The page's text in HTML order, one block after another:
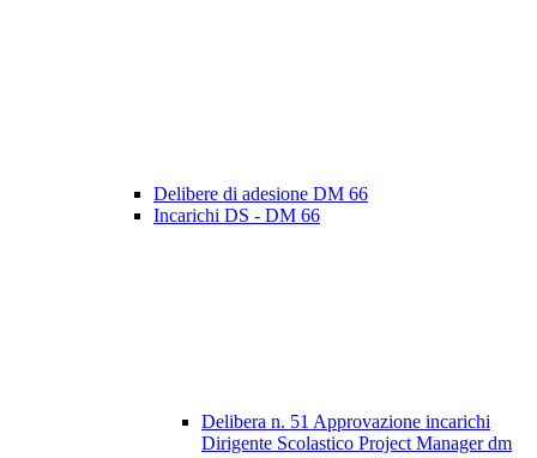
Delibere di adesione DM 66
Incarichi DS - DM 66
Delibera n. 51 Approvazione incarichi
Dirigente Scolastico Project Manager dm